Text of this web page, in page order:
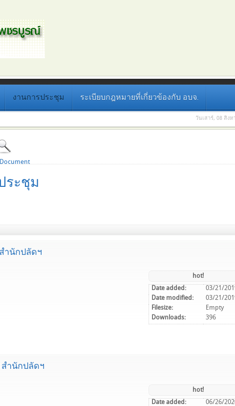
งานการประชุม ระเบียบกฎหมายที่เกี่ยวข้องกับ อบจ.
วันเสาร์, 08 สิงห
ระชุม
ำนักปลัดฯ
hot!
Date added:
03/21/
Date modified:
03/21/
Filesize:
Empty
Downloads:
396
สำนักปลัดฯ
hot!
Date added:
06/26/